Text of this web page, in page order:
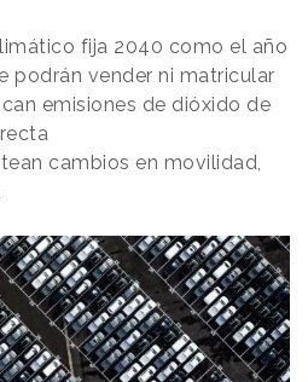
fija 2040 como el año
podrán vender ni matricular
emisiones de dióxido de
cambios en movilidad,